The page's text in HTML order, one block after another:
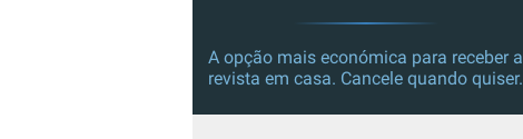
A opção mais económica para receber a
revista em casa. Cancele quando quiser.